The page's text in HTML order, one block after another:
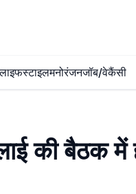
लाइफस्टाइलमनोरंजनजॉब/वेकैंसी
की बैठक में